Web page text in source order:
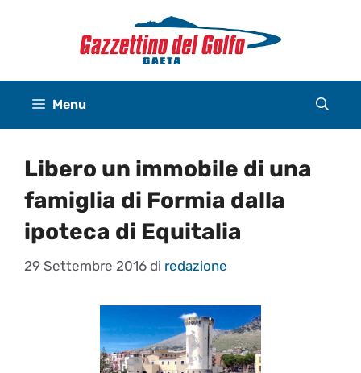
Menu
Libero un immobile di una
famiglia di Formia dalla
ipoteca di Equitalia
29 Settembre 2016 di redazione